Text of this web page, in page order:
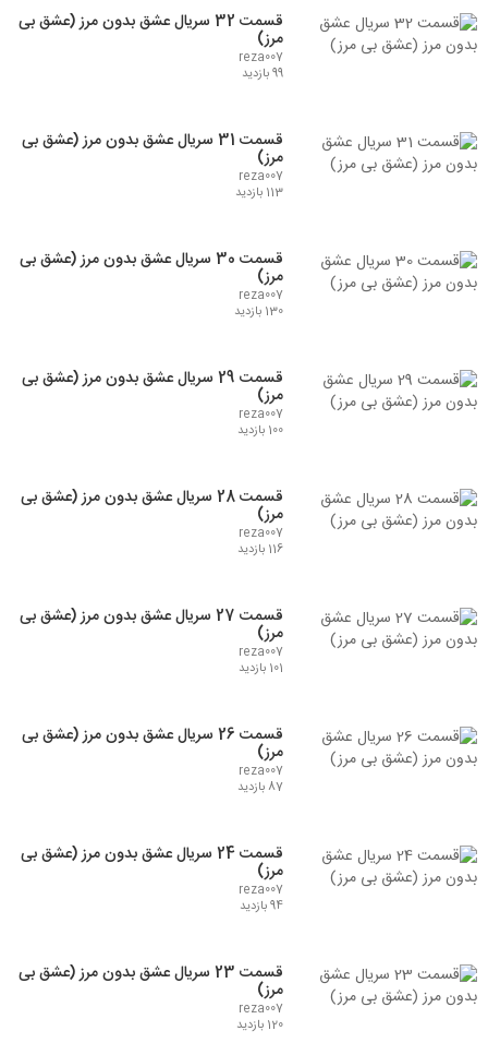
قسمت 32 سریال عشق بدون مرز (عشق بی
مرز)
reza007
99 بازدید
قسمت 31 سریال عشق بدون مرز (عشق بی
مرز)
reza007
113 بازدید
قسمت 30 سریال عشق بدون مرز (عشق بی
مرز)
reza007
130 بازدید
قسمت 29 سریال عشق بدون مرز (عشق بی
مرز)
reza007
100 بازدید
قسمت 28 سریال عشق بدون مرز (عشق بی
مرز)
reza007
116 بازدید
قسمت 27 سریال عشق بدون مرز (عشق بی
مرز)
reza007
101 بازدید
قسمت 26 سریال عشق بدون مرز (عشق بی
مرز)
reza007
87 بازدید
قسمت 24 سریال عشق بدون مرز (عشق بی
مرز)
reza007
94 بازدید
قسمت 23 سریال عشق بدون مرز (عشق بی
مرز)
reza007
120 بازدید